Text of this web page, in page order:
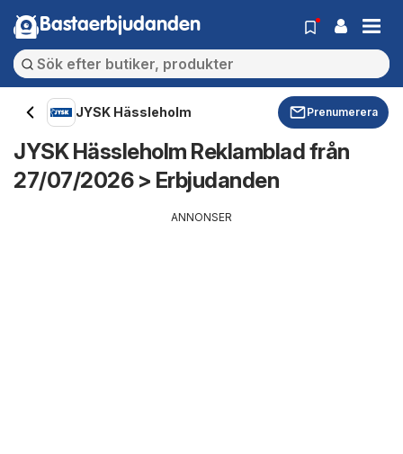
Bastaerbjudanden
JYSK Hässleholm Prenumerera
JYSK Hässleholm Reklamblad från
27/07/2026 > Erbjudanden
ANNONSER